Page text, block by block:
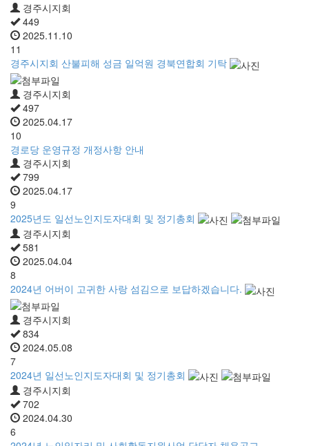
경주시지회
449
2025.11.10
11
경주시지회 산불피해 성금 일억원 경북연합회 기탁
경주시지회
497
2025.04.17
10
경로당 운영규정 개정사항 안내
경주시지회
799
2025.04.17
9
2025년도 일선노인지도자대회 및 정기총회
경주시지회
581
2025.04.04
8
2024년 어버이 고귀한 사랑 섬김으로 보답하겠습니다.
경주시지회
834
2024.05.08
7
2024년 일선노인지도자대회 및 정기총회
경주시지회
702
2024.04.30
6